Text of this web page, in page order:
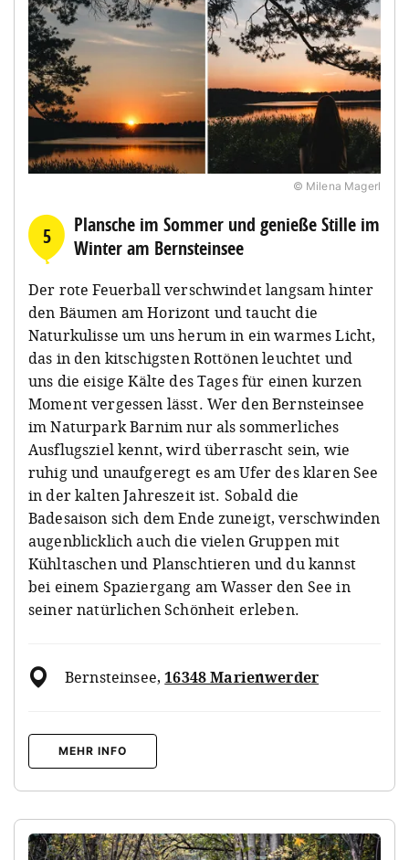
© Milena Magerl
5
Plansche im Sommer und genieße Stille im
Winter am Bernsteinsee
Der rote Feuerball verschwindet langsam hinter
den Bäumen am Horizont und taucht die
Naturkulisse um uns herum in ein warmes Licht,
das in den kitschigsten Rottönen leuchtet und
uns die eisige Kälte des Tages für einen kurzen
Moment vergessen lässt. Wer den Bernsteinsee
im Naturpark Barnim nur als sommerliches
Ausflugsziel kennt, wird überrascht sein, wie
ruhig und unaufgeregt es am Ufer des klaren See
in der kalten Jahreszeit ist. Sobald die
Badesaison sich dem Ende zuneigt, verschwinden
augenblicklich auch die vielen Gruppen mit
Kühltaschen und Planschtieren und du kannst
bei einem Spaziergang am Wasser den See in
seiner natürlichen Schönheit erleben.
Bernsteinsee,16348 Marienwerder
MEHR INFO